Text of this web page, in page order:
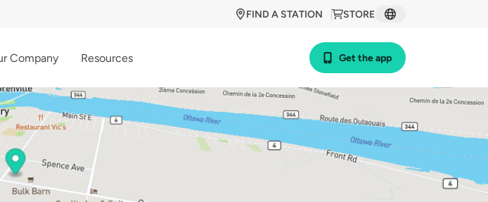
STORE
FIND A STATION
Company Resources Get the app